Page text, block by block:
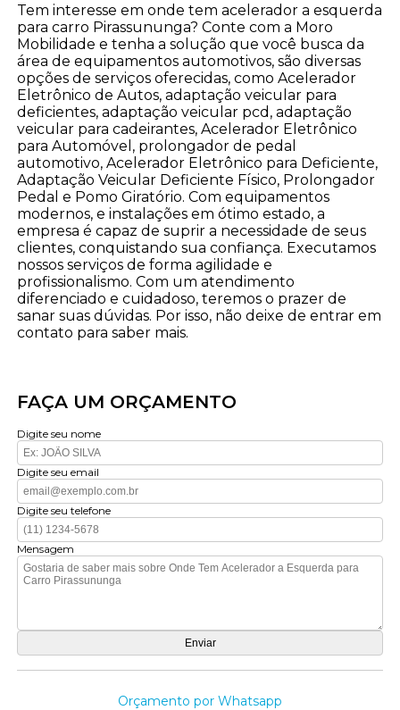
Tem interesse em onde tem acelerador a esquerda
para carro Pirassununga? Conte com a Moro
Mobilidade e tenha a solução que você busca da
área de equipamentos automotivos, são diversas
opções de serviços oferecidas, como Acelerador
Eletrônico de Autos, adaptação veicular para
deficientes, adaptação veicular pcd, adaptação
veicular para cadeirantes, Acelerador Eletrônico
para Automóvel, prolongador de pedal
automotivo, Acelerador Eletrônico para Deficiente,
Adaptação Veicular Deficiente Físico, Prolongador
Pedal e Pomo Giratório. Com equipamentos
modernos, e instalações em ótimo estado, a
empresa é capaz de suprir a necessidade de seus
clientes, conquistando sua confiança. Executamos
nossos serviços de forma agilidade e
profissionalismo. Com um atendimento
diferenciado e cuidadoso, teremos o prazer de
sanar suas dúvidas. Por isso, não deixe de entrar em
contato para saber mais.
FAÇA UM ORÇAMENTO
Digite seu nome
Digite seu email
Digite seu telefone
Mensagem
Orçamento por Whatsapp